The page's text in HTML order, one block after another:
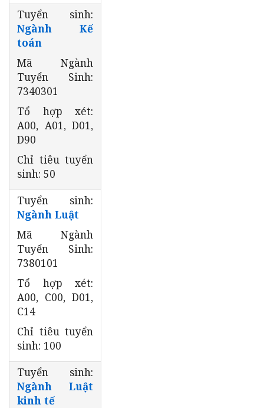
Tuyển sinh:
Ngành Kế
toán
Mã Ngành
Tuyển Sinh:
7340301
Tổ hợp xét:
A00, A01, D01,
D90
Chỉ tiêu tuyển
sinh: 50
Tuyển sinh:
Ngành Luật
Mã Ngành
Tuyển Sinh:
7380101
Tổ hợp xét:
A00, C00, D01,
C14
Chỉ tiêu tuyển
sinh: 100
Tuyển sinh:
Ngành Luật
kinh tế